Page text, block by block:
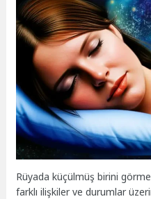
Rüyada küçülmüş birini
farklı ilişkiler ve durumlar